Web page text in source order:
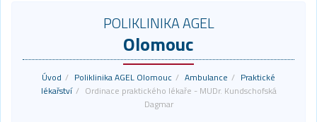
POLIKLINIKA AGEL
Olomouc
Úvod Poliklinika AGEL Olomouc Ambulance
Praktické
lékařství
Ordinace praktického lékaře - MUDr. Kundschofská
Dagmar